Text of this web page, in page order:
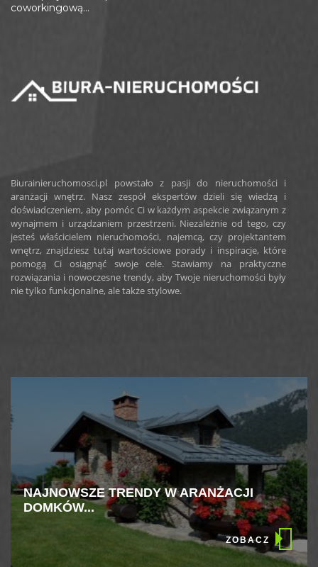
coworkingową...
Biurainieruchomosci.pl powstało z pasji do nieruchomości i
aranżacji wnętrz. Nasz zespół ekspertów dzieli się wiedzą i
doświadczeniem, aby pomóc Ci w każdym aspekcie związanym z
wynajmem i urządzaniem przestrzeni. Niezależnie od tego, czy
jesteś właścicielem nieruchomości, najemcą, czy projektantem
wnętrz, znajdziesz tutaj wartościowe porady i inspiracje, które
pomogą Ci osiągnąć swoje cele. Stawiamy na praktyczne
rozwiązania i nowoczesne trendy, aby Twoje nieruchomości były
nie tylko funkcjonalne, ale także stylowe.
NAJNOWSZE TRENDY W ARANŻACJI
DOMKÓW...
ZOBACZ